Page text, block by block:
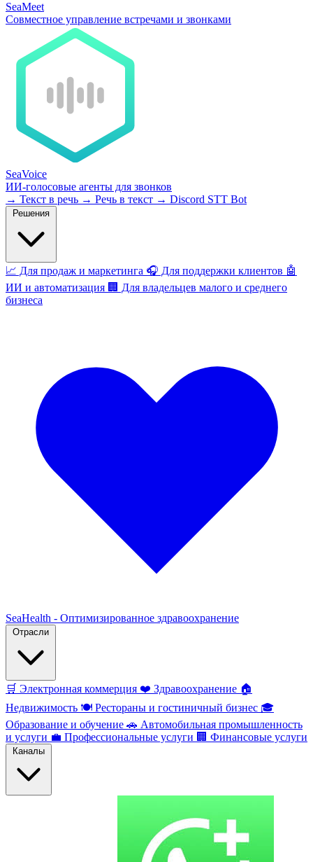
SeaMeet
Совместное управление встречами и звонками
SeaVoice
ИИ-голосовые агенты для звонков
→ Текст в речь → Речь в текст → Discord STT Bot
📈 Для продаж и маркетинга 🎧 Для поддержки клиентов 🤖
ИИ и автоматизация 🏢 Для владельцев малого и среднего
бизнеса
SeaHealth - Оптимизированное здравоохранение
🛒 Электронная коммерция ❤️ Здравоохранение 🏠
Недвижимость 🍽️ Рестораны и гостиничный бизнес 🎓
Образование и обучение 🚗 Автомобильная промышленность
и услуги 💼 Профессиональные услуги 🏢 Финансовые услуги